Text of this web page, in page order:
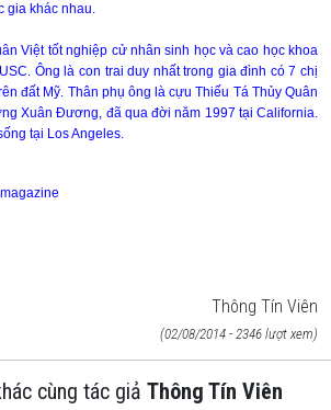
gia khác nhau.
Việt tốt nghiệp cử nhân sinh học và cao học khoa
Ông là con trai duy nhất trong gia đình có 7 chị
đất Mỹ. Thân phụ ông là cựu Thiếu Tá Thủy Quân
Xuân Ðương, đã qua đời năm 1997 tại California.
tại Los Angeles.
Thông Tín Viên
(02/08/2014 - 2346 lượt xem)
cùng tác giả Thông Tín Viên